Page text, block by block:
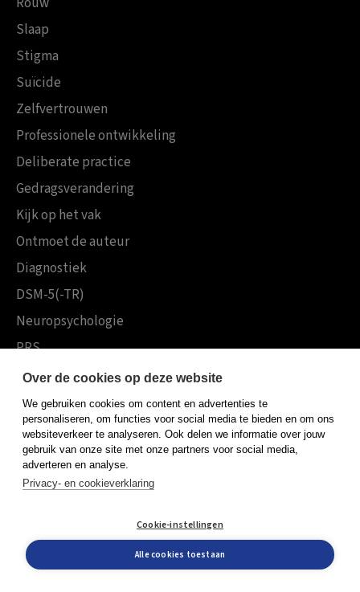
Slaap
Stigma
Suïcide
Zelfvertrouwen
Professionele ontwikkeling
Deliberate practice
Gedragsverandering
Kijk op het vak
Ontmoet de auteur
Diagnostiek
DSM-5(-TR)
Neuropsychologie
PRS
Andere thema’s
Forensische zorg
Kind en jeugd
lhbtqia+
Ouderen
Academy
Over de cookies op deze website
We gebruiken cookies om content en advertenties te
personaliseren, om functies voor social media te bieden en om ons
websiteverkeer te analyseren. Ook delen we informatie over jouw
gebruik van onze site met onze partners voor social media,
adverteren en analyse.
Privacy- en cookieverklaring
Cookie-instellingen
Alle cookies toestaan